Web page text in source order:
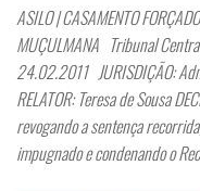
ASILO | CASAMENTO
MUÇULMANA Tribunal
24.02.2011 JURISDIÇÃO:
RELATOR: Teresa de Sousa
revogando a sentença
impugnado e condenando o